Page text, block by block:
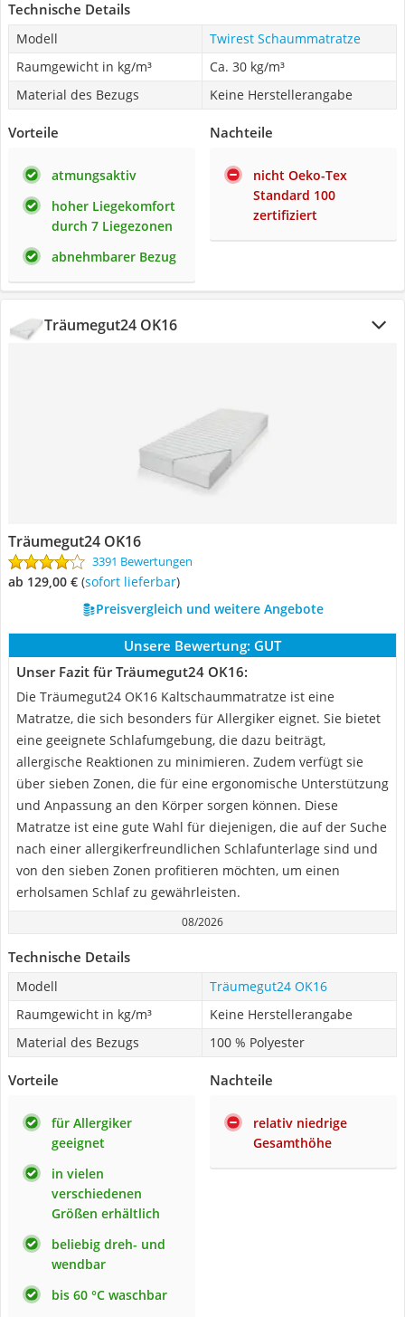
Technische Details
Modell
Twirest Schaummatratze
Raumgewicht in kg/m³
Ca. 30 kg/m³
Material des Bezugs
Keine Herstellerangabe
Vorteile
atmungsaktiv
hoher Liegekomfort
durch 7 Liegezonen
abnehmbarer Bezug
Nachteile
nicht Oeko-Tex
Standard 100
zertifiziert
Träumegut24 OK16
Träumegut24 OK16
3391 Bewertungen
ab 129,00 € ( Sofort lieferbar)
Preisvergleich und weitere Angebote
Unsere Bewertung: GUT
Unser Fazit für Träumegut24 OK16:
Die Träumegut24 OK16 Kaltschaummatratze ist eine
Matratze, die sich besonders für Allergiker eignet. Sie bietet
eine geeignete Schlafumgebung, die dazu beiträgt,
allergische Reaktionen zu minimieren. Zudem verfügt sie
über sieben Zonen, die für eine ergonomische Unterstützung
und Anpassung an den Körper sorgen können. Diese
Matratze ist eine gute Wahl für diejenigen, die auf der Suche
nach einer allergikerfreundlichen Schlafunterlage sind und
von den sieben Zonen profitieren möchten, um einen
erholsamen Schlaf zu gewährleisten.
08/2026
Technische Details
Modell
Träumegut24 OK16
Raumgewicht in kg/m³
Keine Herstellerangabe
Material des Bezugs
100 % Polyester
Vorteile
für Allergiker
geeignet
in vielen
verschiedenen
Größen erhältlich
beliebig dreh- und
wendbar
bis 60 °C waschbar
Nachteile
relativ niedrige
Gesamthöhe